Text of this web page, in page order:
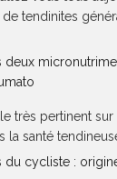
tendinites
deux
très pertinent sur
santé
du cycliste :